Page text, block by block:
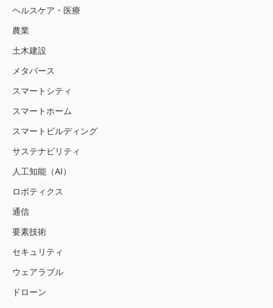
ヘルスケア・医療
農業
土木建設
メタバース
スマートシティ
スマートホーム
スマートビルディング
サステナビリティ
人工知能（AI）
ロボティクス
通信
要素技術
セキュリティ
ウェアラブル
ドローン